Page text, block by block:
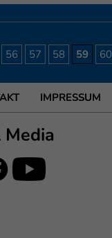
56 57 58 59 60
IMPRESSUM
Media